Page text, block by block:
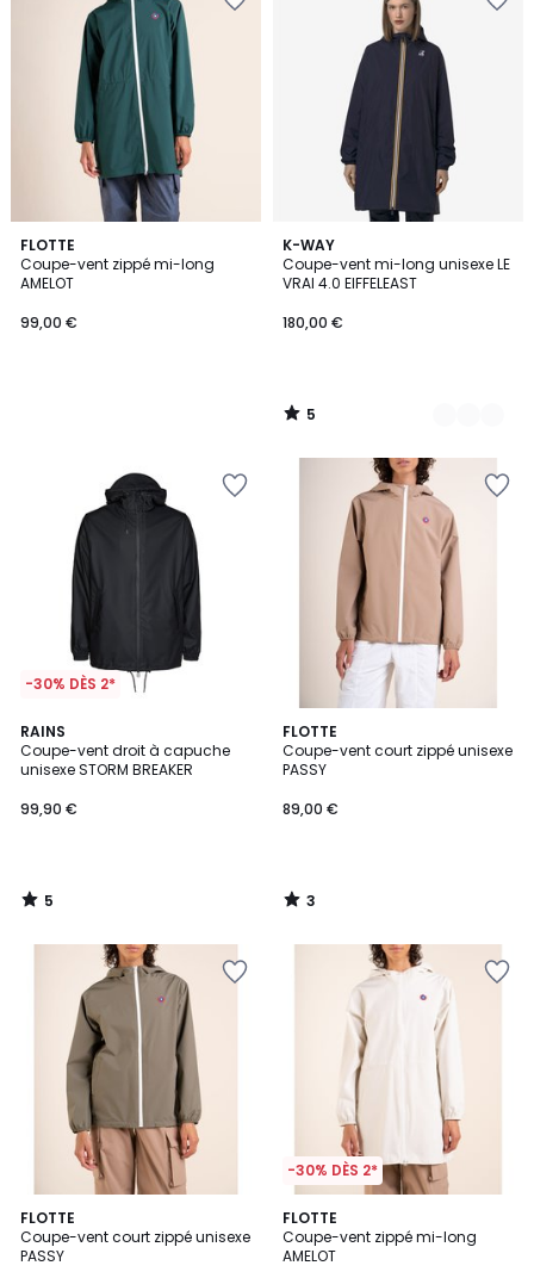
FLOTTE
Coupe-vent zippé mi-long
AMELOT
99,00 €
K-WAY
Coupe-vent mi-long unisexe LE
VRAI 4.0 EIFFELEAST
180,00 €
5
/
5
3
Couleurs
5
/
-30% DÈS 2*
RAINS
Coupe-vent droit à capuche
unisexe STORM BREAKER
99,90 €
5
/
5
5
/
FLOTTE
Coupe-vent court zippé unisexe
PASSY
89,00 €
3
/
5
3
/
FLOTTE
Coupe-vent court zippé unisexe
PASSY
-30% DÈS 2*
FLOTTE
Coupe-vent zippé mi-long
AMELOT